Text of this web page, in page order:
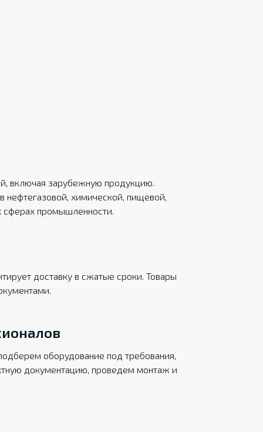
включая зарубежную продукцию.
нефтегазовой, химической, пищевой,
сферах промышленности.
доставку в сжатые сроки. Товары
оборудование под требования,
документацию, проведем монтаж и